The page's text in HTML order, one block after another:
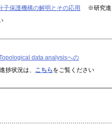
子保護機構の解明とその応用
※研究進
data analysisへの
状況は、 こちらをご覧ください